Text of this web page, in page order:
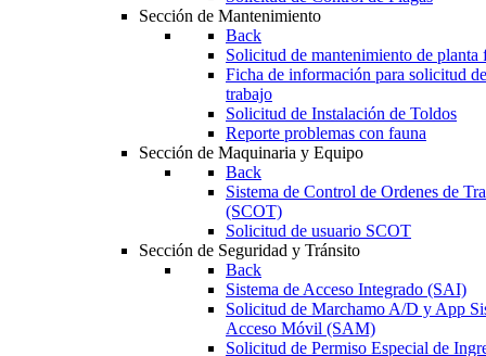
Sección de Mantenimiento
Back
Solicitud de mantenimiento de planta
Ficha de información para solicitud
trabajo
Solicitud de Instalación de Toldos
Reporte problemas con fauna
Sección de Maquinaria y Equipo
Back
Sistema de Control de Ordenes de
(SCOT)
Solicitud de usuario SCOT
Sección de Seguridad y Tránsito
Back
Sistema de Acceso Integrado (SAI)
Solicitud de Marchamo A/D y App
Acceso Móvil (SAM)
Solicitud de Permiso Especial de